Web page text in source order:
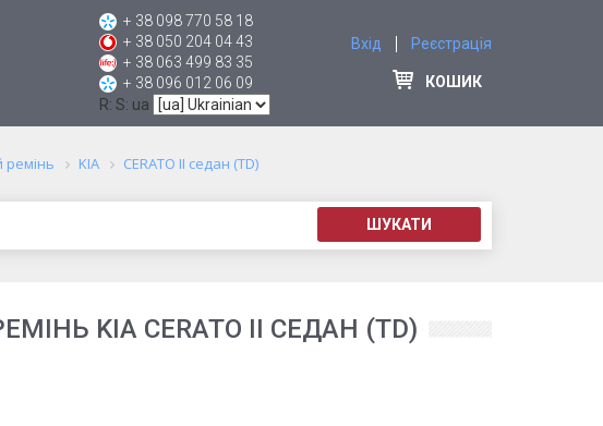
+ 38 098 770 58 18
+ 38 050 204 04 43
+ 38 063 499 83 35
+ 38 096 012 06 09
R: S: ua
Вхід Реєстрація
КОШИК
ремінь KIA CERATO II седан (TD)
ШУКАТИ
KIA CERATO II СЕДАН (TD)